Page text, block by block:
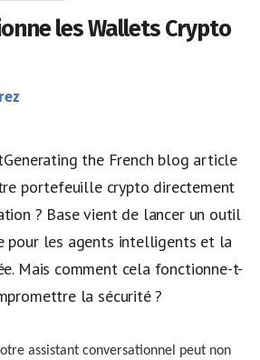
les Wallets Crypto
the French blog article
portefeuille crypto directement
? Base vient de lancer un outil
pour les agents intelligents et la
Mais comment cela fonctionne-t-
la sécurité ?
assistant conversationnel peut non